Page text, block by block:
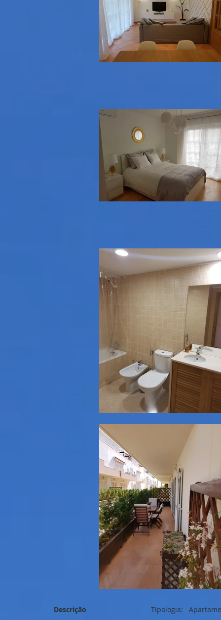
Descrição
Tipologia: